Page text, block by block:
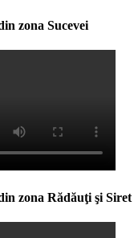
zona Sucevei
zona Rădăuţi şi Siret